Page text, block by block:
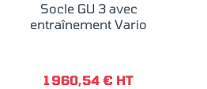
Socle GU 3 avec
entraînement Vario
1 960,54 € HT